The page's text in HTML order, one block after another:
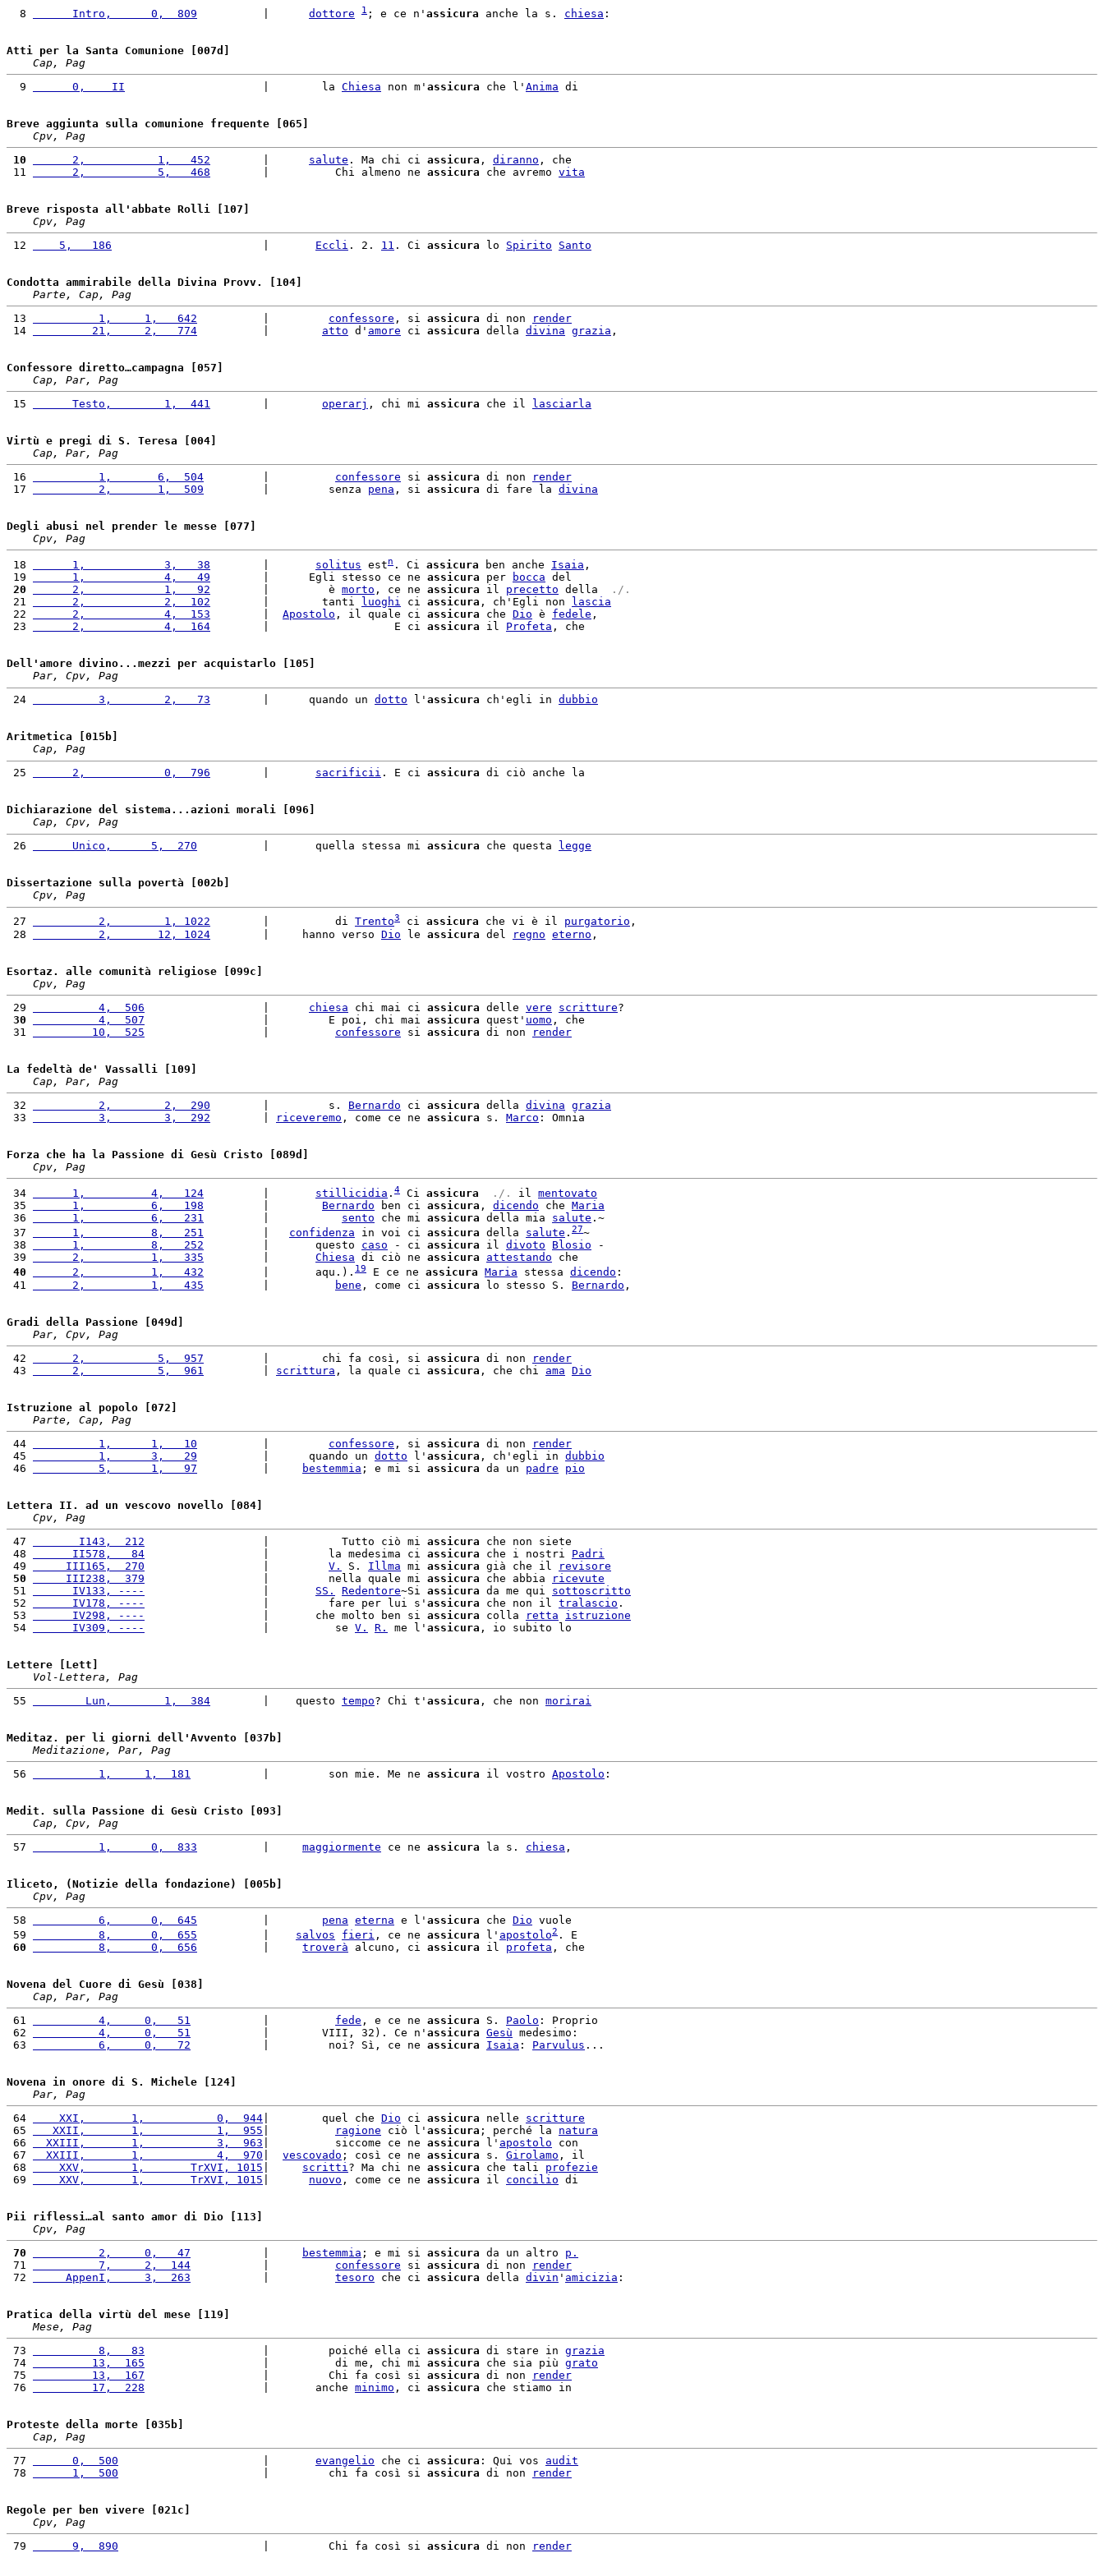
  8
      Intro,      0,  809
dottore 1 ; e ce n' assicura anche la s. chiesa :
Atti per la Santa Comunione [007d]
Cap, Pag
  9
      0,    II
                     |        la
Chiesa non m' assicura che l' Anima di
Breve aggiunta sulla comunione frequente [065]
Cpv, Pag
10
      2,           1,   452
salute . Ma chi ci assicura , diranno , che
11
      2,           5,   468
        |          Chi almeno ne
assicura che avremo vita
Breve risposta all'abbate Rolli [107]
Cpv, Pag
12
    5,   186
Eccli . 2. 11 . Ci assicura lo Spirito Santo
Condotta ammirabile della Divina Provv. [104]
Parte, Cap, Pag
13
          1,     1,   642
confessore , si assicura di non
render
14
         21,     2,   774
atto d' amore ci assicura della divina grazia ,
Confessore diretto…campagna [057]
Cap, Par, Pag
15
      Testo,        1,  441
operarj , chi mi assicura che il lasciarla
Virtù e pregi di S. Teresa [004]
Cap, Par, Pag
16
          1,       6,  504
confessore si assicura di non
render
17
          2,       1,  509
         |         senza
pena , si assicura di fare la divina
Degli abusi nel prender le messe [077]
Cpv, Pag
18
      1,            3,   38
solitus estn . Ci assicura ben anche Isaia ,
19
      1,            4,   49
        |      Egli stesso ce ne
assicura per bocca
20
      2,            1,   92
        |         è
morto , ce ne assicura il precetto della
./.
21
      2,            2,  102
        |        tanti
luoghi ci assicura , ch'Egli non
lascia
22
      2,            4,  153
Apostolo , il quale ci assicura che Dio è fedele ,
23
      2,            4,  164
        |                   E ci
assicura il Profeta , che
Dell'amore divino...mezzi per acquistarlo [105]
Par, Cpv, Pag
24
          3,        2,   73
        |      quando un
dotto l' assicura ch'egli in dubbio
Aritmetica [015b]
Cap, Pag
25
      2,            0,  796
sacrificii . E ci assicura di ciò anche la
Dichiarazione del sistema...azioni morali [096]
Cap, Cpv, Pag
26
      Unico,      5,  270
          |       quella stessa mi
assicura che questa legge
Dissertazione sulla povertà [002b]
Cpv, Pag
27
          2,        1, 1022
        |          di
Trento3 ci assicura che vi è il purgatorio ,
28
          2,       12, 1024
        |     hanno verso
Dio le assicura del regno eterno ,
Esortaz. alle comunità religiose [099c]
Cpv, Pag
29
          4,  506
chiesa chi mai ci assicura delle vere scritture
30
          4,  507
                  |         E poi, chi mai
assicura quest' uomo , che
31
         10,  525
confessore si assicura di non render
La fedeltà de' Vassalli [109]
Cap, Par, Pag
32
          2,        2,  290
        |         s.
Bernardo ci assicura della divina grazia
33
          3,        3,  292
riceveremo , come ce ne assicura s. Marco : Omnia
Forza che ha la Passione di Gesù Cristo [089d]
Cpv, Pag
34
      1,          4,   124
stillicidia . 4 Ci assicura ./. il mentovato
35
      1,          6,   198
Bernardo ben ci assicura , dicendo che Maria
36
      1,          6,   231
sento che mi assicura della mia salute .~
37
      1,          8,   251
confidenza in voi ci assicura della salute . 27~
38
      1,          8,   252
         |       questo
caso - ci assicura il divoto Blosio -
39
      2,          1,   335
Chiesa di ciò ne assicura attestando
40
      2,          1,   432
         |       aqu.).
19 E ce ne assicura Maria stessa dicendo :
41
      2,          1,   435
bene , come ci assicura lo stesso S. Bernardo ,
Gradi della Passione [049d]
Par, Cpv, Pag
42
      2,           5,  957
         |        chi fa così, si
assicura di non
render
43
      2,           5,  961
scrittura , la quale ci assicura , che chi ama Dio
Istruzione al popolo [072]
Parte, Cap, Pag
44
          1,      1,   10
confessore , si assicura di non
render
45
          1,      3,   29
          |      quando un
dotto l' assicura , ch'egli in dubbio
46
          5,      1,   97
bestemmia ; e mi si assicura da un padre pio
Lettera II. ad un vescovo novello [084]
Cpv, Pag
47
       I143,  212
                  |           Tutto ciò mi
assicura che non siete
48
      II578,   84
                  |         la medesima ci
assicura che i nostri Padri
49
     III165,  270
V. S. Illma mi assicura già che il
revisore
50
     III238,  379
                  |         nella quale mi
assicura che abbia
ricevute
51
      IV133, ----
SS. Redentore~Si assicura da me qui sottoscritto
52
      IV178, ----
                  |         fare per lui s'
assicura che non il tralascio .
53
      IV298, ----
                  |       che molto ben si
assicura colla retta
istruzione
54
      IV309, ----
                  |          se
V. R. me l' assicura , io subito lo
Lettere [Lett]
Vol-Lettera, Pag
55
        Lun,        1,  384
        |    questo
tempo? Chi t' assicura , che non morirai
Meditaz. per li giorni dell'Avvento [037b]
Meditazione, Par, Pag
56
          1,     1,  181
           |         son mie. Me ne
assicura il vostro Apostolo :
Medit. sulla Passione di Gesù Cristo [093]
Cap, Cpv, Pag
57
          1,      0,  833
maggiormente ce ne assicura la s. chiesa ,
Iliceto, (Notizie della fondazione) [005b]
Cpv, Pag
58
          6,      0,  645
pena eterna e l' assicura che Dio vuole
59
          8,      0,  655
salvos fieri , ce ne assicura l' apostolo2
60
          8,      0,  656
troverà alcuno, ci assicura il profeta , che
Novena del Cuore di Gesù [038]
Cap, Par, Pag
61
          4,     0,   51
fede , e ce ne assicura S. Paolo : Proprio
62
          4,     0,   51
           |        VIII, 32). Ce n'
assicura Gesù medesimo:
63
          6,     0,   72
           |         noi? Sì, ce ne
assicura Isaia : Parvulus ...
Novena in onore di S. Michele [124]
Par, Pag
64
    XXI,       1,           0,  944
|        quel che Dio ci assicura nelle scritture
65
   XXII,       1,           1,  955
ragione ciò l' assicura ; perché la natura
66
  XXIII,       1,           3,  963
|          siccome ce ne assicura l' apostolo con
67
  XXIII,       1,           4,  970
vescovado ; così ce ne assicura s. Girolamo , il
68
    XXV,       1,       TrXVI, 1015
scritti ? Ma chi ne assicura che tali profezie
69
    XXV,       1,       TrXVI, 1015
nuovo , come ce ne assicura il concilio di
Pii riflessi…al santo amor di Dio [113]
Cpv, Pag
70
          2,     0,   47
bestemmia ; e mi si assicura da un altro p.
71
          7,     2,  144
confessore si assicura di non
render
72
     AppenI,     3,  263
tesoro che ci assicura della divin ' amicizia :
Pratica della virtù del mese [119]
Mese, Pag
73
          8,   83
                  |         poiché ella ci
assicura di stare in grazia
74
         13,  165
                  |          di me, chi mi
assicura che sia più grato
75
         13,  167
                  |         Chi fa così si
assicura di non
render
76
         17,  228
                  |       anche
minimo , ci assicura che stiamo in
Proteste della morte [035b]
Cap, Pag
77
      0,  500
evangelio che ci assicura : Qui vos audit
78
      1,  500
                      |         chi fa così si
assicura di non render
Regole per ben vivere [021c]
Cpv, Pag
79
      9,  890
                      |         Chi fa così si
assicura di non render